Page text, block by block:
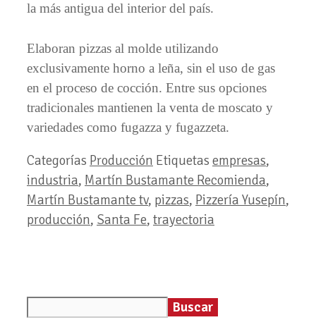
la más antigua del interior del país.
Elaboran pizzas al molde utilizando
exclusivamente horno a leña, sin el uso de gas
en el proceso de cocción. Entre sus opciones
tradicionales mantienen la venta de moscato y
variedades como fugazza y fugazzeta.
Categorías Producción Etiquetas empresas,
industria, Martín Bustamante Recomienda,
Martín Bustamante tv, pizzas, Pizzería Yusepín,
producción, Santa Fe, trayectoria
Buscar